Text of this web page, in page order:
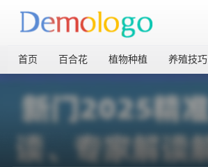
首页 百合花 植物种植 养殖技巧